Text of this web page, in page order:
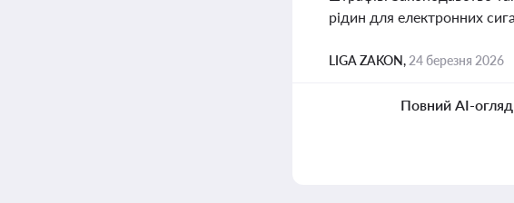
рідин для електронних
LIGA ZAKON, 24 березня 2026
Повний AI-огляд